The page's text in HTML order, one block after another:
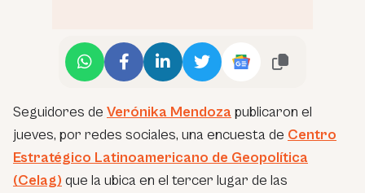
Seguidores de Verónika Mendoza publicaron el
jueves, por redes sociales, una encuesta de Centro
Estratégico Latinoamericano de Geopolítica
(Celag) que la ubica en el tercer lugar de las